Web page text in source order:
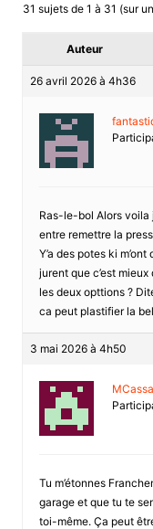
31 sujets de 1 à 31 (sur
Auteur
26 avril 2026 à 4h36
Ras-le-bol Alors voila
entre remettre la
Y’a des potes ki
jurent que c’est
les deux opttions ?
ca peut plastifier la
3 mai 2026 à 4h50
Tu m’étonnes
garage et que tu te
toi-même. Ça peut